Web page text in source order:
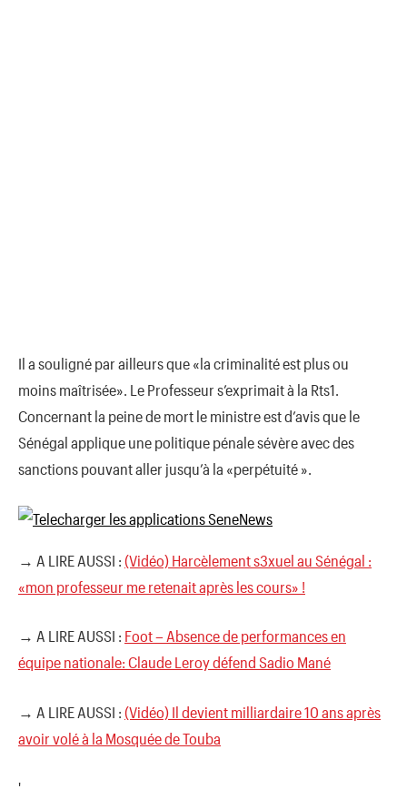
Il a souligné par ailleurs que «la criminalité est plus ou
moins maîtrisée». Le Professeur s’exprimait à la Rts1.
Concernant la peine de mort le ministre est d’avis que le
Sénégal applique une politique pénale sévère avec des
sanctions pouvant aller jusqu’à la «perpétuité ».
→ A LIRE AUSSI : (Vidéo) Harcèlement s3xuel au Sénégal :
«mon professeur me retenait après les cours» !
→ A LIRE AUSSI : Foot – Absence de performances en
équipe nationale: Claude Leroy défend Sadio Mané
→ A LIRE AUSSI : (Vidéo) Il devient milliardaire 10 ans après
avoir volé à la Mosquée de Touba